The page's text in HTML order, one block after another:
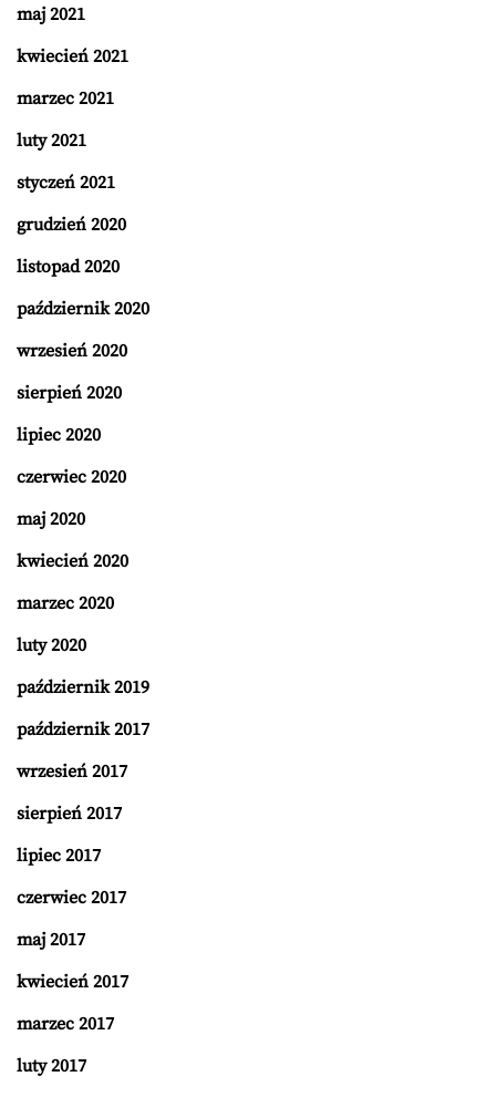
maj 2021
kwiecień 2021
marzec 2021
luty 2021
styczeń 2021
grudzień 2020
listopad 2020
październik 2020
wrzesień 2020
sierpień 2020
lipiec 2020
czerwiec 2020
maj 2020
kwiecień 2020
marzec 2020
luty 2020
październik 2019
październik 2017
wrzesień 2017
sierpień 2017
lipiec 2017
czerwiec 2017
maj 2017
kwiecień 2017
marzec 2017
luty 2017